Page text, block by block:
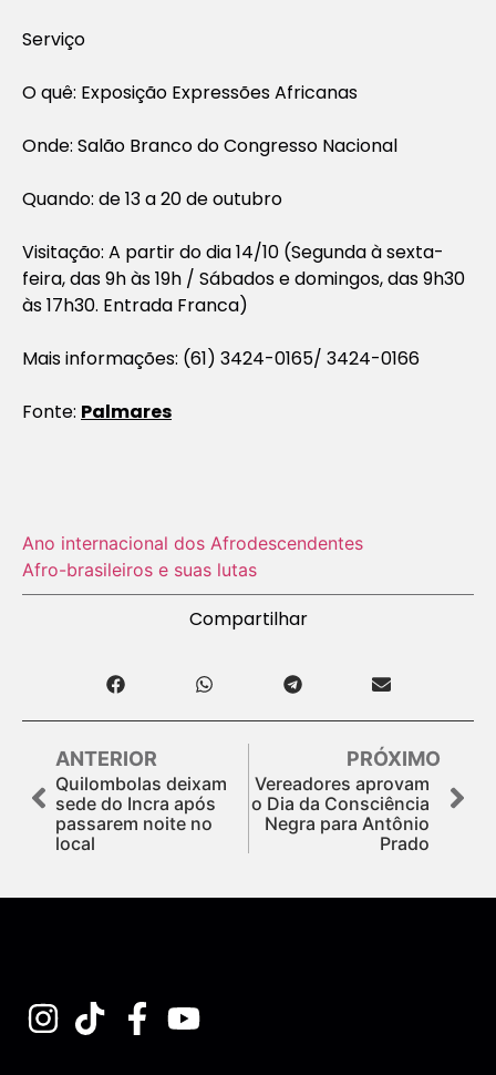
Serviço
O quê: Exposição Expressões Africanas
Onde: Salão Branco do Congresso Nacional
Quando: de 13 a 20 de outubro
Visitação: A partir do dia 14/10 (Segunda à sexta-
feira, das 9h às 19h / Sábados e domingos, das 9h30
às 17h30. Entrada Franca)
Mais informações: (61) 3424-0165/ 3424-0166
Fonte: Palmares
Ano internacional dos Afrodescendentes
Afro-brasileiros e suas lutas
Compartilhar
ANTERIOR
Quilombolas deixam
sede do Incra após
passarem noite no
local
PRÓXIMO
Vereadores aprovam
o Dia da Consciência
Negra para Antônio
Prado